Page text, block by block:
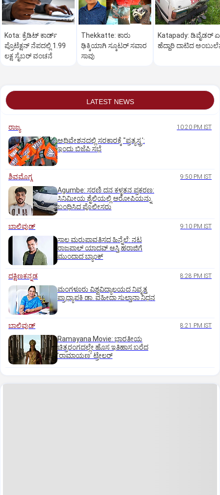
Kota: ಕ್ರೆಡಿಟ್‌ ಕಾರ್ಡ್‌
ಪ್ರೊಟೆಕ್ಷನ್‌ ನೆಪದಲ್ಲಿ 1.99
ಲಕ್ಷ ಸೈಬರ್‌ ವಂಚನೆ
Thekkatte: ಕಾರು
ಢಿಕ್ಕಿಯಾಗಿ ಸ್ಕೂಟರ್‌ ಸವಾರ
ಸಾವು
Katapady: ಡಿವೈಡರ್
ಹೆದ್ದಾರಿ ದಾಟಿದ
LATEST NEWS
ರಾಜ್ಯ 10:20 PM IST
ಅಧಿವೇಶನದಲ್ಲಿ ಸರಕಾರಕ್ಕೆ "ಪ್ರತ್ಯಸ್ತ್ರ':
ಇಂದು ಬಿಜೆಪಿ ಸಭೆ
ಶಿವಮೊಗ್ಗ 9:50 PM IST
Agumbe: ಸರಣಿ ದನ ಕಳ್ಳತನ ಪ್ರಕರಣ:
ಸಿನಿಮೀಯ ಶೈಲಿಯಲ್ಲಿ ಆರೋಪಿಯನ್ನು
ಬಂಧಿಸಿದ ಪೊಲೀಸರು
ಬಾಲಿವುಡ್‌ 9:10 PM IST
ಸಾಲ ಮರುಪಾವತಿಸದ ಹಿನ್ನೆಲೆ: ನಟ
ರಾಜಪಾಲ್ ಯಾದವ್‌ ಆಸ್ತಿ ಹರಾಜಿಗೆ
ಮುಂದಾದ ಬ್ಯಾಂಕ್
ದಕ್ಷಿಣಕನ್ನಡ 8:28 PM IST
ಮಂಗಳೂರು ವಿಶ್ವವಿದ್ಯಾಲಯದ ನಿವೃತ್ತ
ಪ್ರಾಧ್ಯಾಪಕಿ ಡಾ. ವಹೀದಾ ಸುಲ್ತಾನಾ ನಿಧನ
ಬಾಲಿವುಡ್‌ 8:21 PM IST
Ramayana Movie: ಭಾರತೀಯ
ಚಿತ್ರರಂಗದಲ್ಲೇ ಹೊಸ ಇತಿಹಾಸ ಬರೆದ
ʼರಾಮಾಯಣʼ ಟ್ರೇಲರ್